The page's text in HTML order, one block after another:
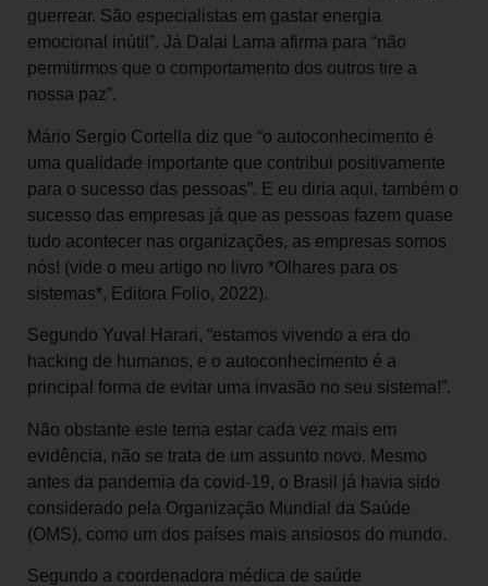
guerrear. São especialistas em gastar energia
emocional inútil”. Já Dalai Lama afirma para “não
permitirmos que o comportamento dos outros tire a
nossa paz”.
Mário Sergio Cortella diz que “o autoconhecimento é
uma qualidade importante que contribui positivamente
para o sucesso das pessoas”. E eu diria aqui, também o
sucesso das empresas já que as pessoas fazem quase
tudo acontecer nas organizações, as empresas somos
nós! (vide o meu artigo no livro *Olhares para os
sistemas*, Editora Folio, 2022).
Segundo Yuval Harari, “estamos vivendo a era do
hacking de humanos, e o autoconhecimento é a
principal forma de evitar uma invasão no seu sistema!”.
Não obstante este tema estar cada vez mais em
evidência, não se trata de um assunto novo. Mesmo
antes da pandemia da covid-19, o Brasil já havia sido
considerado pela Organização Mundial da Saúde
(OMS), como um dos países mais ansiosos do mundo.
Segundo a coordenadora médica de saúde